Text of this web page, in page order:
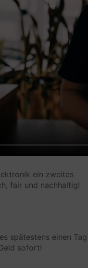
ein zweites
fair und nachhaltig!
spätestens einen Tag
sofort!
sie nicht mehr
Opt-Out